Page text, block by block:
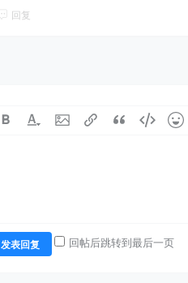
回复
发表回复 回帖后跳转到最后一页